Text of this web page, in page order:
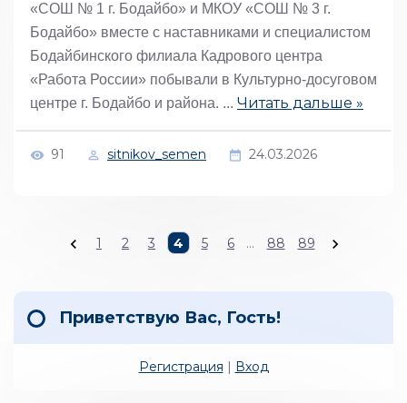
«СОШ № 1 г. Бодайбо» и МКОУ «СОШ № 3 г.
Бодайбо» вместе с наставниками и специалистом
Бодайбинского филиала Кадрового центра
«Работа России» побывали в Культурно-досуговом
центре г. Бодайбо и района. ... Читать дальше »
91 sitnikov_semen 24.03.2026
1 2 3 4 5 6 ... 88 89
Приветствую Вас, Гость!
Регистрация | Вход